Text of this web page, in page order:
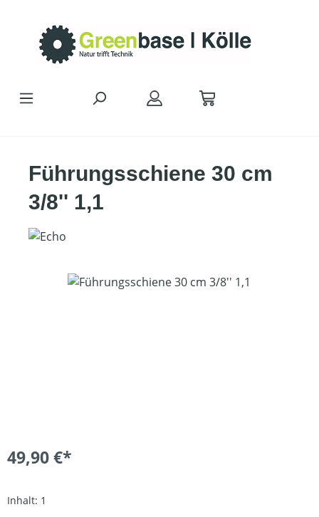
Führungsschiene 30 cm
3/8'' 1,1
Bildergalerie überspringen
49,90 €*
Inhalt: 1